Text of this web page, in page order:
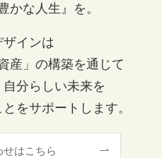
かな人生』を。
ザインは
産」の構築を通じて
分らしい未来を
をサポートします。
せはこちら